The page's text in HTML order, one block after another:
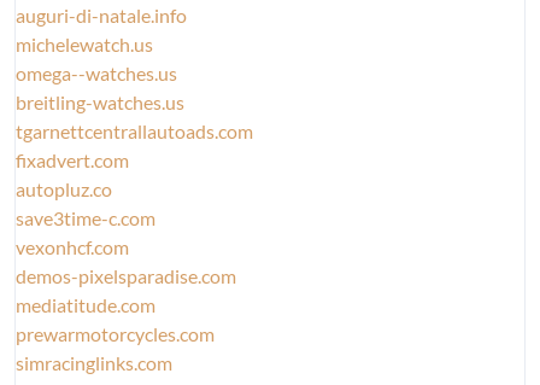
auguri-di-natale.info
michelewatch.us
omega--watches.us
breitling-watches.us
tgarnettcentrallautoads.com
fixadvert.com
autopluz.co
save3time-c.com
vexonhcf.com
demos-pixelsparadise.com
mediatitude.com
prewarmotorcycles.com
simracinglinks.com